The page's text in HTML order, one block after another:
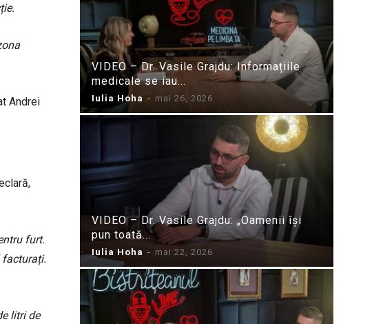
Andrei
furt.
facturați.
litri de
VIDEO – Dr. Vasile Grajdu: Informațiile
medicale se iau...
Iulia Hoha - mai 26, 2026
VIDEO – Dr. Vasile Grajdu: „Oamenii își
pun toată...
Iulia Hoha - mai 22, 2026